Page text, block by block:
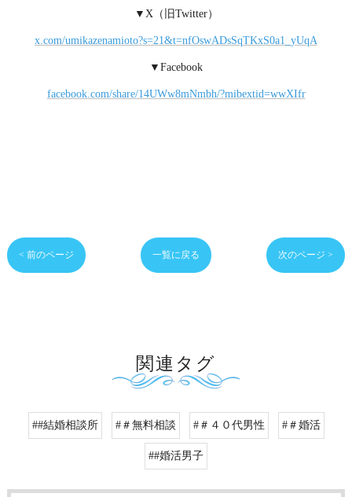
▼X（旧Twitter）
x.com/umikazenamioto?s=21&t=nfOswADsSqTKxS0a1_yUqA
▼Facebook
facebook.com/share/14UWw8mNmbh/?mibextid=wwXIfr
< 前のページ 一覧に戻る 次のページ >
関連タグ
##結婚相談所 #＃無料相談 #＃４０代男性 #＃婚活
##婚活男子